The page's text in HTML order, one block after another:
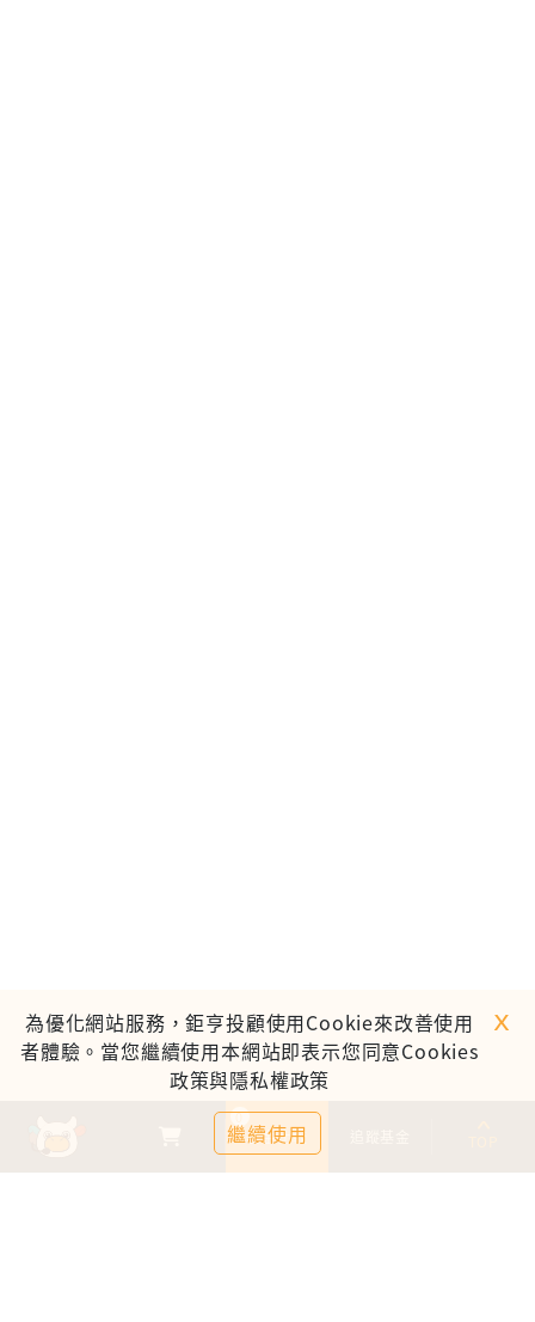
基金比較
0
為優化網站服務，鉅亨投顧使用Cookie來改善使用
者體驗。當您繼續使用本網站即表示您同意Cookies
政策與隱私權政策
繼續使用
ｘ